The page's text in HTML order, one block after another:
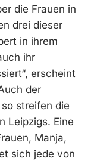
die Frauen in
drei dieser
in ihrem
ihr
erscheint
der
streifen die
Leipzigs. Eine
Manja,
sich jede von